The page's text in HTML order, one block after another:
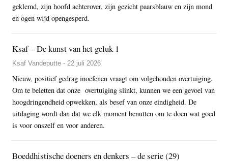
geklemd, zijn hoofd achterover, zijn gezicht paarsblauw en zijn mond
en ogen wijd opengesperd.
Ksaf – De kunst van het geluk 1
Ksaf Vandeputte - 22 juli 2026
Nieuw, positief gedrag inoefenen vraagt om volgehouden overtuiging.
Om te beletten dat onze overtuiging slinkt, kunnen we een gevoel van
hoogdringendheid opwekken, als besef van onze eindigheid. De
uitdaging wordt dan dat we elk moment benutten om te doen wat goed
is voor onszelf en voor anderen.
Boeddhistische doeners en denkers – de serie (29)